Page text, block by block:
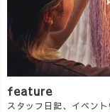
feature
スタッフ日記、イベン